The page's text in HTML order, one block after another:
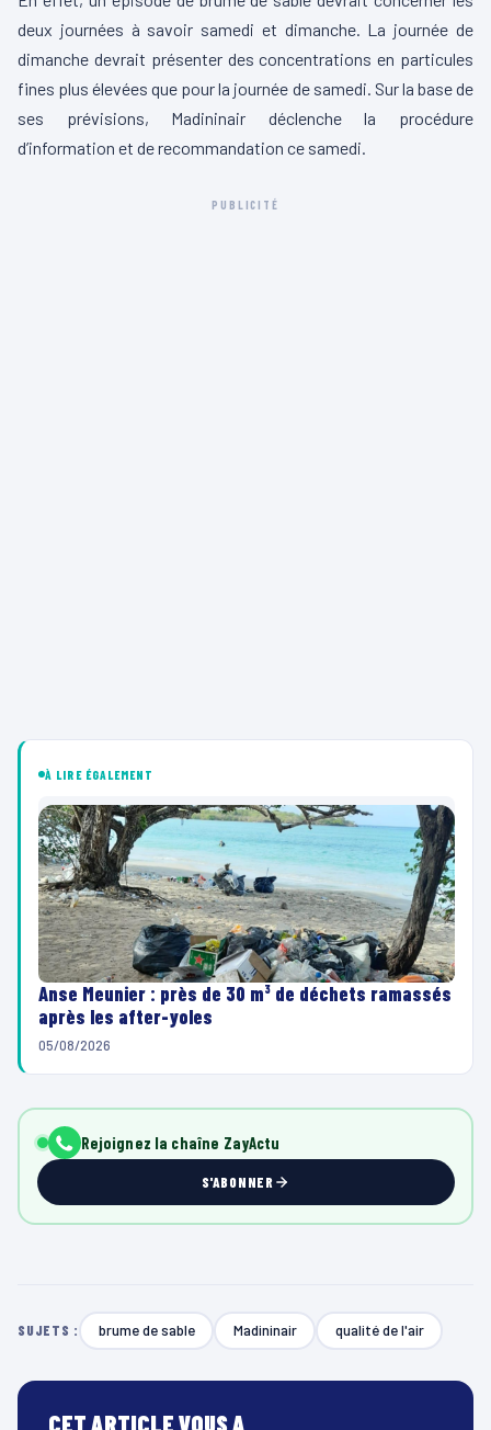
deux journées à savoir samedi et dimanche. La journée de
dimanche devrait présenter des concentrations en particules
fines plus élevées que pour la journée de samedi. Sur la base de
ses prévisions, Madininair déclenche la procédure
d’information et de recommandation ce samedi.
PUBLICITÉ
À LIRE ÉGALEMENT
Anse Meunier : près de 30 m³ de déchets ramassés
après les after-yoles
05/08/2026
Rejoignez la chaîne ZayActu
S'ABONNER
SUJETS : brume de sable Madininair qualité de l'air
CET ARTICLE VOUS A